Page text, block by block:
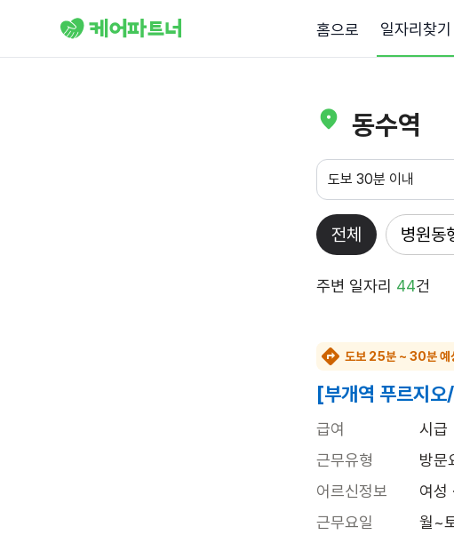
홈으로 일자리찾기
동수역
도보 30분 이내
전체 병원동
주변 일자리 44건
도보 25분 ~ 30분 예
[부개역 푸르지
급여
시
근무유형
방문
어르신정보
여성
근무요일
월~